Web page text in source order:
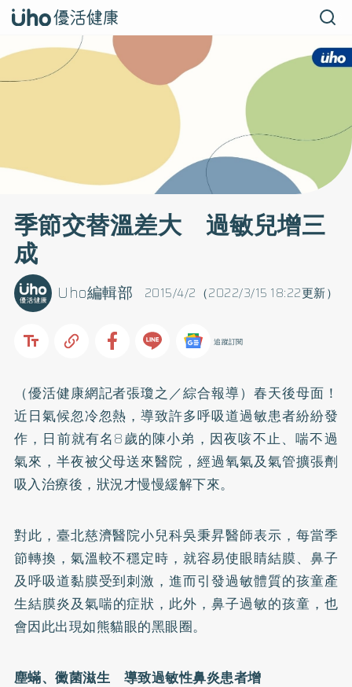
季節交替溫差大 過敏兒增三
成
2015/4/2（2022/3/15 18:22更新）
Uho編輯部
追蹤訂閱
（優活健康網記者張瓊之／綜合報導）春天後母面！
近日氣候忽冷忽熱，導致許多呼吸道過敏患者紛紛發
作，日前就有名8歲的陳小弟，因夜咳不止、喘不過
氣來，半夜被父母送來醫院，經過氧氣及氣管擴張劑
吸入治療後，狀況才慢慢緩解下來。
對此，臺北慈濟醫院小兒科吳秉昇醫師表示，每當季
節轉換，氣溫較不穩定時，就容易使眼睛結膜、鼻子
及呼吸道黏膜受到刺激，進而引發過敏體質的孩童產
生結膜炎及氣喘的症狀，此外，鼻子過敏的孩童，也
會因此出現如熊貓眼的黑眼圈。
塵蟎、黴菌滋生 導致過敏性鼻炎患者增